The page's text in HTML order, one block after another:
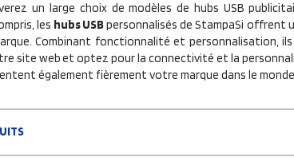
un large choix de modèles de hubs USB
les hubs USBpersonnalisés de StampaSi offrent
Combinant fonctionnalité et personnalisation,
site webet optez pour la connectivité et la
également fièrement votre marque dans le